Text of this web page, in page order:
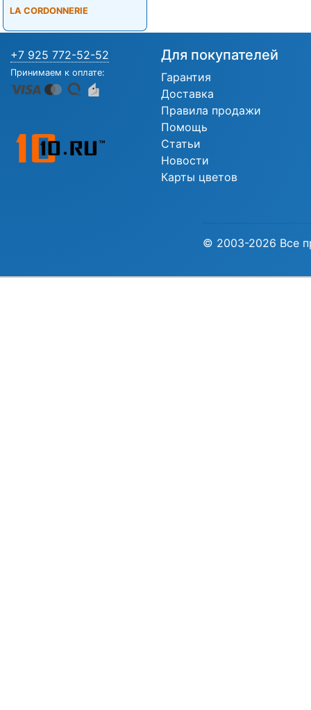
LA CORDONNERIE
+7 925 772-52-52
Принимаем к оплате:
Для покупателей
Гарантия
Доставка
Правила продажи
Помощь
Статьи
Новости
Карты цветов
© 2003-2026 Все